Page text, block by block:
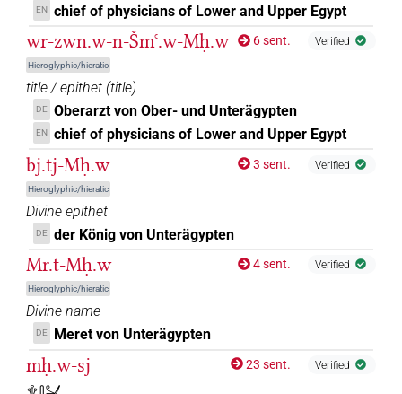
[]𓊖 | 1× TOPN (1)
[]𓋔 | 1×
⸮𓇉? | 1× TOPN (
𓇇[] | 2×
𓇇𓊖[] | 1×
𓇇𓏏𓏯𓊖 | 1× TOPN (1)
𓇉𓏏 Z5A 𓊖𓊖
𓇗[]𓇇𓆰𓆰𓊖𓊖
𓎔𓇇⸮𓁐?
EN chief of physicians of Lower and Upper Egypt
wr-zwn.w-n-Šmꜥ.w-Mḥ.w
Hieroglyphic/hieratic
6 sent. Verified
title / epithet (title)
DE Oberarzt von Ober- und Unterägypten
EN chief of physicians of Lower and Upper Egypt
bj.tj-Mḥ.w
Hieroglyphic/hieratic
3 sent. Verified
Divine epithet
DE der König von Unterägypten
Mr.t-Mḥ.w
Hieroglyphic/hieratic
4 sent. Verified
Divine name
DE Meret von Unterägypten
mḥ.w-sj
23 sent. Verified